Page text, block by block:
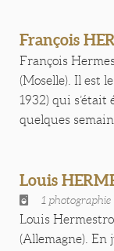
François
François
(Moselle). Il est
1932) qui
quelques
Louis
1 photographie
Louis
(Allemagne). En